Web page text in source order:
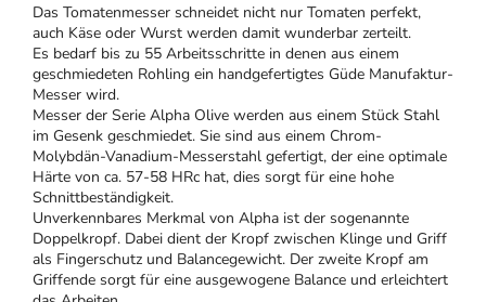
Das Tomatenmesser schneidet nicht nur Tomaten perfekt,
auch Käse oder Wurst werden damit wunderbar zerteilt.
Es bedarf bis zu 55 Arbeitsschritte in denen aus einem
geschmiedeten Rohling ein handgefertigtes Güde Manufaktur-
Messer wird.
Messer der Serie Alpha Olive werden aus einem Stück Stahl
im Gesenk geschmiedet. Sie sind aus einem Chrom-
Molybdän-Vanadium-Messerstahl gefertigt, der eine optimale
Härte von ca. 57-58 HRc hat, dies sorgt für eine hohe
Schnittbeständigkeit.
Unverkennbares Merkmal von Alpha ist der sogenannte
Doppelkropf. Dabei dient der Kropf zwischen Klinge und Griff
als Fingerschutz und Balancegewicht. Der zweite Kropf am
Griffende sorgt für eine ausgewogene Balance und erleichtert